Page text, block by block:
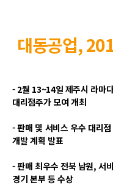
대동공업,
- 2월 13~14일 제주시 라마
대리점주가 모여 개최
- 판매 및 서비스 우수 대리
개발 계획 발표
- 판매 최우수 전북 남원, 서
경기 본부 등 수상